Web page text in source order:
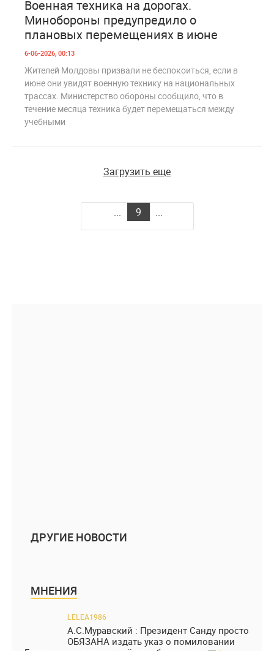
Военная техника на дорогах.
Минобороны предупредило о
плановых перемещениях в июне
6-06-2026, 00:13
Жителей Молдовы призвали не беспокоиться, если в
июне они увидят военную технику на национальных
трассах. Министерство обороны сообщило, что в
течение месяца техника будет перемещаться между
учебными
Загрузить еще
... 9 ...
ДРУГИЕ НОВОСТИ
МНЕНИЯ
LELEA1986
А.С.Муравский : Президент Санду просто
ОБЯЗАНА издать указ о помиловании